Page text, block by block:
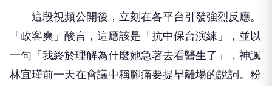
這段視頻公開後，立刻在各平台引發強烈反應。
「政客爽」酸言，這應該是「抗中保台演練」，並以
一句「我終於理解為什麼她急著去看醫生了」，神諷
林宜瑾前一天在會議中稱腳痛要提早離場的說詞。粉